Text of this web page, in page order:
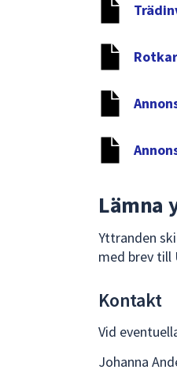
Lämna
Yttranden
med brev till
Kontakt
Vid
Johanna